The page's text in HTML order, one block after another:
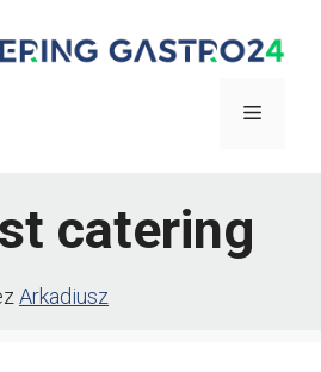
Menu
catering
Arkadiusz